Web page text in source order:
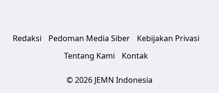
Redaksi Pedoman Media Siber
Kebijakan Privasi
Tentang Kami
Kontak
© 2026 JEMN Indonesia